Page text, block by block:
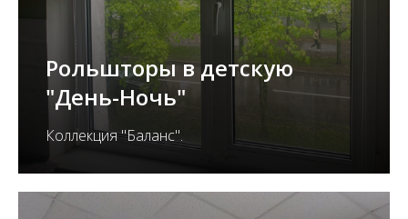
Рольшторы в детскую
"День-Ночь"
Коллекция "Баланс".